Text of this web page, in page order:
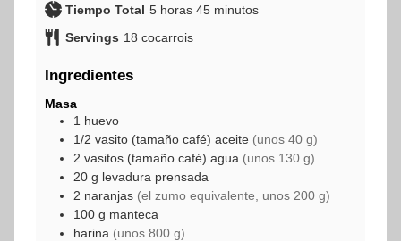
Tiempo Total 5horas
horas 45minutos
minutos
Servings 18 cocarrois
Ingredientes
Masa
1 huevo
1/2 vasito (tamaño café) aceite (unos 40 g)
2 vasitos (tamaño café) agua (unos 130 g)
20 g levadura prensada
2 naranjas (el zumo equivalente, unos 200 g)
100 g manteca
harina (unos 800 g)